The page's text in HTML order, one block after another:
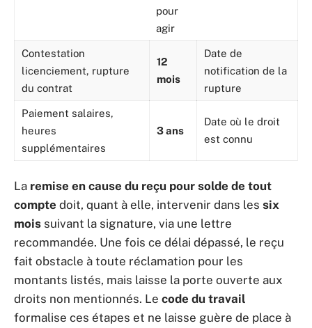
pour
agir
Contestation
licenciement, rupture
du contrat
12
mois
Date de
notification de la
rupture
Paiement salaires,
heures
supplémentaires
3 ans
Date où le droit
est connu
La remise en cause du reçu pour solde de tout
compte doit, quant à elle, intervenir dans les six
mois suivant la signature, via une lettre
recommandée. Une fois ce délai dépassé, le reçu
fait obstacle à toute réclamation pour les
montants listés, mais laisse la porte ouverte aux
droits non mentionnés. Le code du travail
formalise ces étapes et ne laisse guère de place à